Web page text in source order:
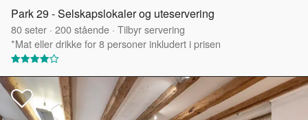
Park 29 - Selskapslokaler og uteservering
80seter · 200stående · Tilbyr servering
*Mat eller drikke for 8 personer inkludert i prisen